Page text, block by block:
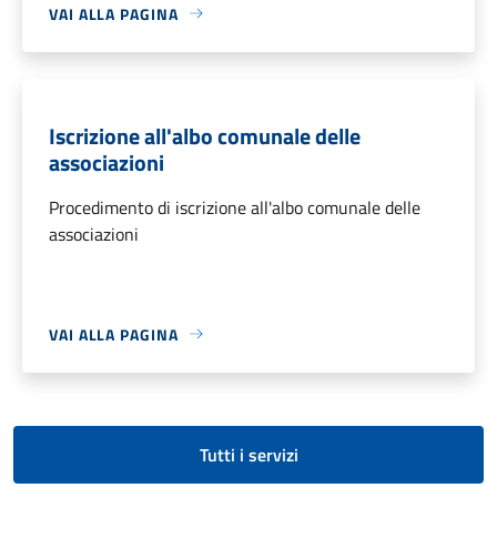
VAI ALLA PAGINA
Iscrizione all'albo comunale delle
associazioni
Procedimento di iscrizione all'albo comunale delle
associazioni
VAI ALLA PAGINA
Tutti i servizi